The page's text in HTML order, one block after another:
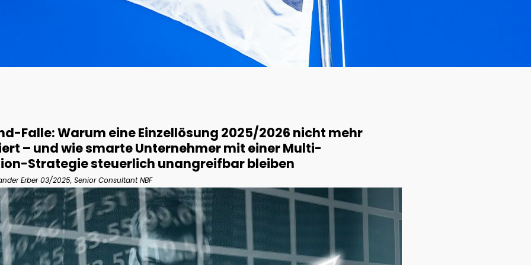
Falle: Warum eine Einzellösung 2025/2026 nicht mehr
– und wie smarte Unternehmer mit einer Multi-
Strategie steuerlich unangreifbar bleiben
Erber 03/2025, Senior Consultant NBF